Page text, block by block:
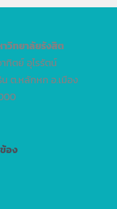
วิทยาลัยรังสิต
ทิตย์ อุไรรัตน์
ต.หลักหก อ.เมือง
อง